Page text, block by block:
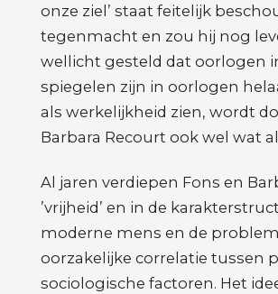
onze ziel’ staat feitelijk
tegenmacht en zou hij nog
wellicht gesteld dat oorlogen
spiegelen zijn in oorlogen
als werkelijkheid zien, wordt
Barbara Recourt ook wel wat
Al jaren verdiepen Fons en
’vrijheid’ en in de
moderne mens en de
oorzakelijke correlatie tussen
sociologische factoren. Het